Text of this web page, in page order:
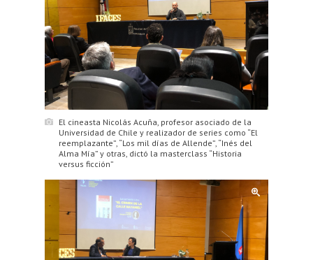
El cineasta Nicolás Acuña, profesor asociado de la
Universidad de Chile y realizador de series como “El
reemplazante”, “Los mil días de Allende”, “Inés del
Alma Mía” y otras, dictó la masterclass “Historia
versus ficción”